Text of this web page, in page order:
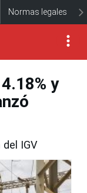
Normas legales
y
IGV